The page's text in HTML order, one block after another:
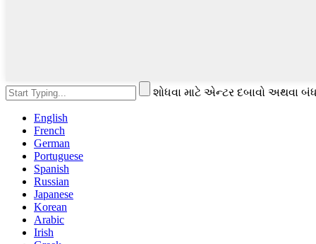
શોધવા માટે એન્ટર દબાવો અથવા બંધ
English
French
German
Portuguese
Spanish
Russian
Japanese
Korean
Arabic
Irish